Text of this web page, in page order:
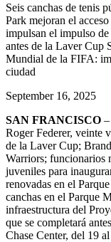
Seis canchas de tenis
Park mejoran el
impulsan el impulso
antes de la Laver Cup
Mundial de la FIFA:
ciudad
September 16, 2025
SAN FRANCISCO
Roger Federer, veinte
de la Laver Cup;
Warriors; funcionarios
juveniles para
renovadas en el
canchas en el Parque
infraestructura del
que se completará
Chase Center, del 19